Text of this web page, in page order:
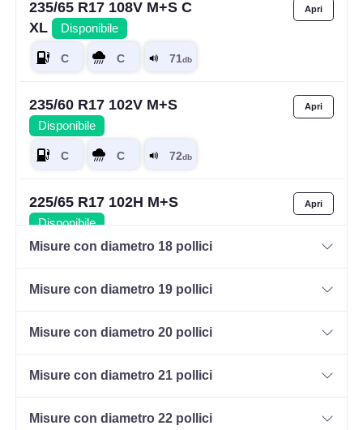
235/65 R17 108V M+S C
XL
Disponibile
235/60 R17 102V M+S
Disponibile
225/65 R17 102H M+S
Disponibile
235/65 R17 108V M+S
Disponibile
Misure con diametro 18 pollici
Misure con diametro 19 pollici
Misure con diametro 20 pollici
Misure con diametro 21 pollici
Misure con diametro 22 pollici